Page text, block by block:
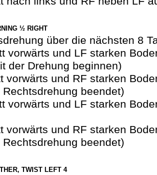
½ RIGHT
über die nächsten 8
vorwärts und LF starken
der Drehung beginnen)
vorwärts und RF starken
beendet)
vorwärts und LF starken
vorwärts und RF starken
beendet)
TWIST LEFT 4